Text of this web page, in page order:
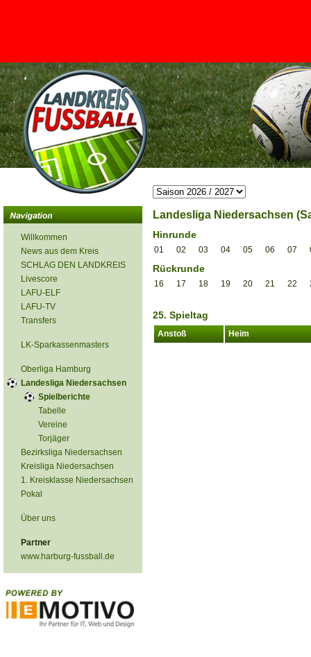
<
Willkommen
News aus dem Kreis
SCHLAG DEN LANDKREIS
Livescore
LAFU-ELF
LAFU-TV
Transfers
LK-Sparkassenmasters
Oberliga Hamburg
Landesliga Niedersachsen
Spielberichte
Tabelle
Vereine
Torjäger
Bezirksliga Niedersachsen
Kreisliga Niedersachsen
1. Kreisklasse Niedersachsen
Pokal
Über uns
Partner
www.harburg-fussball.de
Landesliga Niedersachsen
Hinrunde
01 02 03 04 05 06 07
Rückrunde
16 17 18 19 20 21 22
25. Spieltag
Anstoß Heim